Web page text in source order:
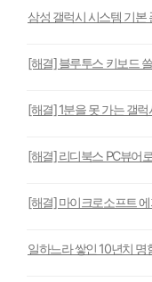
삼성 갤럭시 시스템 기본
[해결] 블루투스 키보드
[해결] 1분을 못 가는 갤
[해결] 리디북스 PC뷰어
[해결] 마이크로소프트
일하느라 쌓인 10년치 명